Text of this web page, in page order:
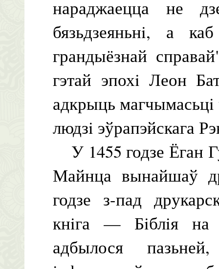
нараджаецца не
бязьдзеяньнi, а
грандыёзнай
гэтай эпохi Леон
адкрыць магчымасьцi
людзi эўрапэйскага
У 1455 годзе Ёган
Майнца вынайшаў
годзе з-пад
кнiга — Бiблiя на
адбылося